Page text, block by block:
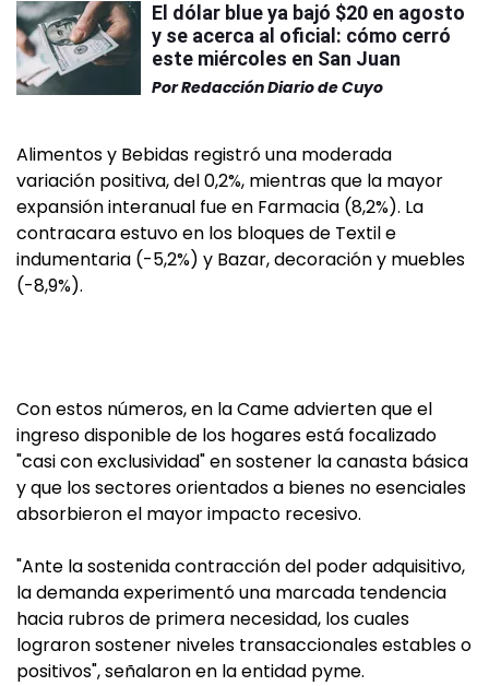
El dólar blue ya bajó $20 en agosto
y se acerca al oficial: cómo cerró
este miércoles en San Juan
PorRedacción Diario de Cuyo
Alimentos y Bebidas registró una moderada
variación positiva, del 0,2%, mientras que la mayor
expansión interanual fue en Farmacia (8,2%). La
contracara estuvo en los bloques de Textil e
indumentaria (-5,2%) y Bazar, decoración y muebles
(-8,9%).
Con estos números, en la Came advierten que el
ingreso disponible de los hogares está focalizado
"casi con exclusividad" en sostener la canasta básica
y que los sectores orientados a bienes no esenciales
absorbieron el mayor impacto recesivo.
"Ante la sostenida contracción del poder adquisitivo,
la demanda experimentó una marcada tendencia
hacia rubros de primera necesidad, los cuales
lograron sostener niveles transaccionales estables o
positivos", señalaron en la entidad pyme.